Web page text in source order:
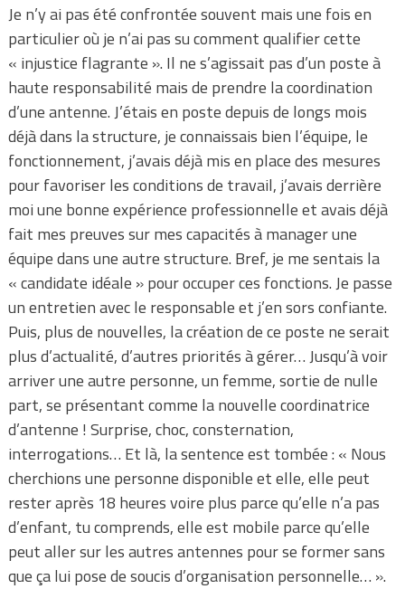
Je n’y ai pas été confrontée souvent mais une fois en
particulier où je n’ai pas su comment qualifier cette
« injustice flagrante ». Il ne s’agissait pas d’un poste à
haute responsabilité mais de prendre la coordination
d’une antenne. J’étais en poste depuis de longs mois
déjà dans la structure, je connaissais bien l’équipe, le
fonctionnement, j’avais déjà mis en place des mesures
pour favoriser les conditions de travail, j’avais derrière
moi une bonne expérience professionnelle et avais déjà
fait mes preuves sur mes capacités à manager une
équipe dans une autre structure. Bref, je me sentais la
« candidate idéale » pour occuper ces fonctions. Je passe
un entretien avec le responsable et j’en sors confiante.
Puis, plus de nouvelles, la création de ce poste ne serait
plus d’actualité, d’autres priorités à gérer… Jusqu’à voir
arriver une autre personne, un femme, sortie de nulle
part, se présentant comme la nouvelle coordinatrice
d’antenne ! Surprise, choc, consternation,
interrogations… Et là, la sentence est tombée : « Nous
cherchions une personne disponible et elle, elle peut
rester après 18 heures voire plus parce qu’elle n’a pas
d’enfant, tu comprends, elle est mobile parce qu’elle
peut aller sur les autres antennes pour se former sans
que ça lui pose de soucis d’organisation personnelle… ».